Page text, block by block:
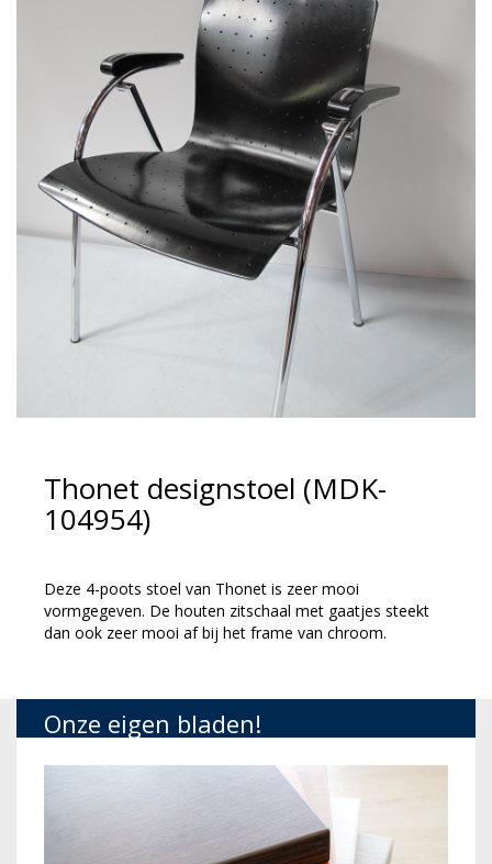
Thonet designstoel (MDK-
104954)
Deze 4-poots stoel van Thonet is zeer mooi
vormgegeven. De houten zitschaal met gaatjes steekt
dan ook zeer mooi af bij het frame van chroom.
Onze eigen bladen!